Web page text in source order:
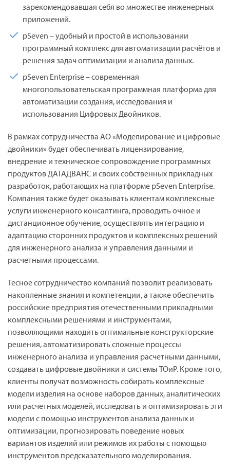
зарекомендовавшая себя во множестве инженерных
приложений.
pSeven – удобный и простой в использовании
программный комплекс для автоматизации расчётов и
решения задач оптимизации и анализа данных.
pSeven Enterprise – современная
многопользовательская программная платформа для
автоматизации создания, исследования и
использования Цифровых Двойников.
В рамках сотрудничества АО «Моделирование и цифровые
двойники» будет обеспечивать лицензирование,
внедрение и техническое сопровождение программных
продуктов ДАТАДВАНС и своих собственных прикладных
разработок, работающих на платформе pSeven Enterprise.
Компания также будет оказывать клиентам комплексные
услуги инженерного консалтинга, проводить очное и
дистанционное обучение, осуществлять интеграцию и
адаптацию сторонних продуктов и комплексных решений
для инженерного анализа и управления данными и
расчетными процессами.
Тесное сотрудничество компаний позволит реализовать
накопленные знания и компетенции, а также обеспечить
российские предприятия отечественными прикладными
комплексными решениями и инструментами,
позволяющими находить оптимальные конструкторские
решения, автоматизировать сложные процессы
инженерного анализа и управления расчетными данными,
создавать цифровые двойники и системы ТОиР. Кроме того,
клиенты получат возможность собирать комплексные
модели изделия на основе наборов данных, аналитических
или расчетных моделей, исследовать и оптимизировать эти
модели с помощью инструментов анализа данных и
оптимизации, прогнозировать поведение новых
вариантов изделий или режимов их работы с помощью
инструментов предсказательного моделирования.